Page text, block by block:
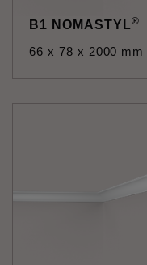
B1 NOMASTYL®
66 x 78 x 2000 mm